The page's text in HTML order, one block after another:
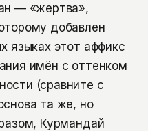
— «жертва»,
добавлен
языках этот аффикс
имён с оттенком
(сравните с
та же, но
Курмандай